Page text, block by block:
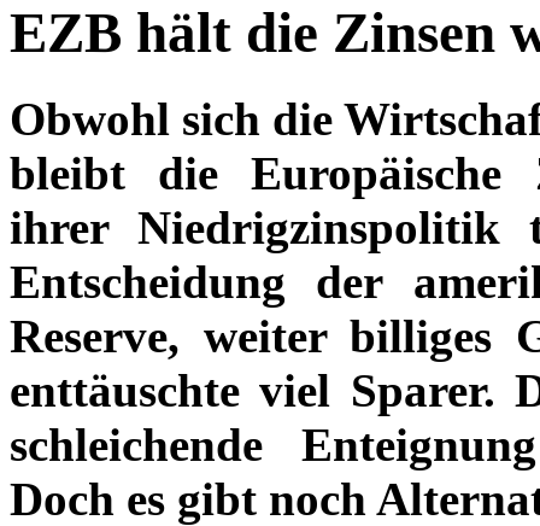
EZB hält die Zinsen
Obwohl sich die
bleibt die Europäische
ihrer Niedrigzinspolitik
Entscheidung der
Reserve, weiter billiges
enttäuschte viel Sparer.
schleichende
Doch es gibt noch